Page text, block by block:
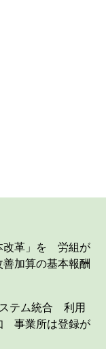
改革」を 労組が
加算の基本報酬
テム統合 利用
事業所は登録が